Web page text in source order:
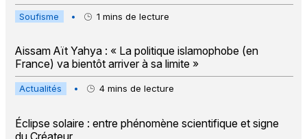
Soufisme • 1 mins de lecture
Aissam Aït Yahya : « La politique islamophobe (en
France) va bientôt arriver à sa limite »
Actualités • 4 mins de lecture
Éclipse solaire : entre phénomène scientifique et signe
du Créateur